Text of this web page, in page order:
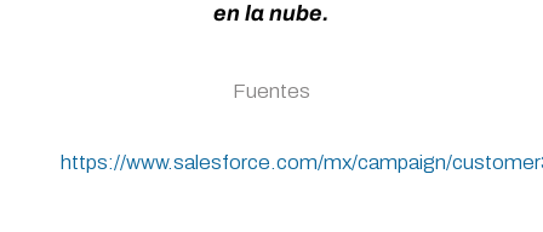
en la nube.
Fuentes
https://www.salesforce.com/mx/campaign/